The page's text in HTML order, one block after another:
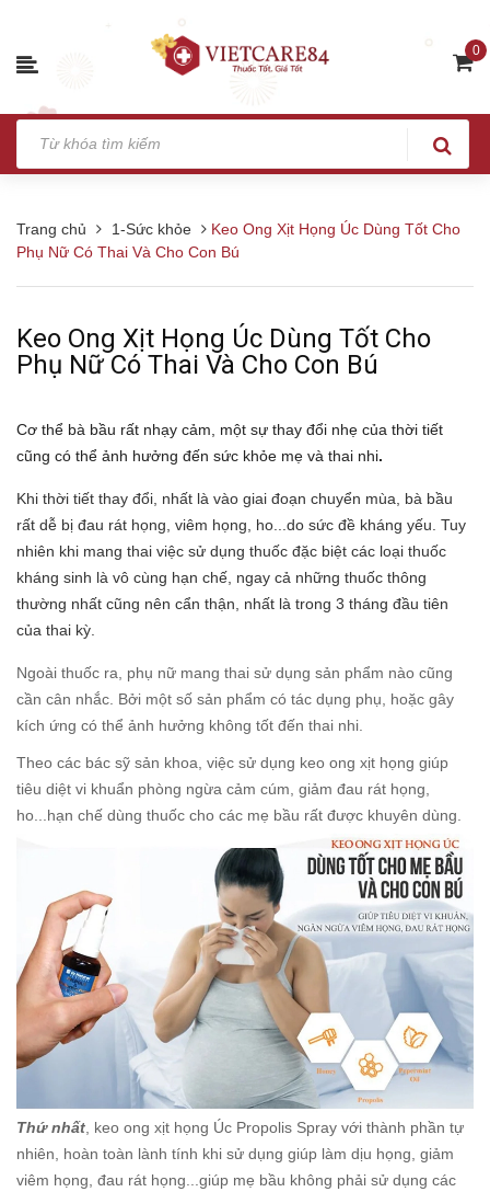
0
Trang chủ 1-Sức khỏe
Keo Ong Xịt Họng Úc Dùng Tốt Cho
Phụ Nữ Có Thai Và Cho Con Bú
Keo Ong Xịt Họng Úc Dùng Tốt Cho
Phụ Nữ Có Thai Và Cho Con Bú
Cơ thể bà bầu rất nhạy cảm, một sự thay đổi nhẹ của thời tiết
cũng có thể ảnh hưởng đến sức khỏe mẹ và thai nhi.
Khi thời tiết thay đổi, nhất là vào giai đoạn chuyển mùa, bà bầu
rất dễ bị đau rát họng, viêm họng, ho...do sức đề kháng yếu. Tuy
nhiên khi mang thai việc sử dụng thuốc đặc biệt các loại thuốc
kháng sinh là vô cùng hạn chế, ngay cả những thuốc thông
thường nhất cũng nên cẩn thận, nhất là trong 3 tháng đầu tiên
của thai kỳ.
Ngoài thuốc ra, phụ nữ mang thai sử dụng sản phẩm nào cũng
cần cân nhắc. Bởi một số sản phẩm có tác dụng phụ, hoặc gây
kích ứng có thể ảnh hưởng không tốt đến thai nhi.
Theo các bác sỹ sản khoa, việc sử dụng keo ong xịt họng giúp
tiêu diệt vi khuẩn phòng ngừa cảm cúm, giảm đau rát họng,
ho...hạn chế dùng thuốc cho các mẹ bầu rất được khuyên dùng.
Thứ nhất , keo ong xịt họng Úc Propolis Spray với thành phần tự
nhiên, hoàn toàn lành tính khi sử dụng giúp làm dịu họng, giảm
viêm họng, đau rát họng...giúp mẹ bầu không phải sử dụng các